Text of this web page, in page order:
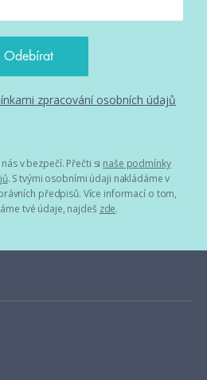
zpracování osobních údajů
v bezpečí. Přečti si naše podmínky
. S tvými osobními údaji nakládáme v
předpisů. Více informací o tom,
tvé údaje, najdeš zde.